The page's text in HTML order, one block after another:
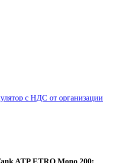
с НДС от организации
ATP ETRO Mono 200: